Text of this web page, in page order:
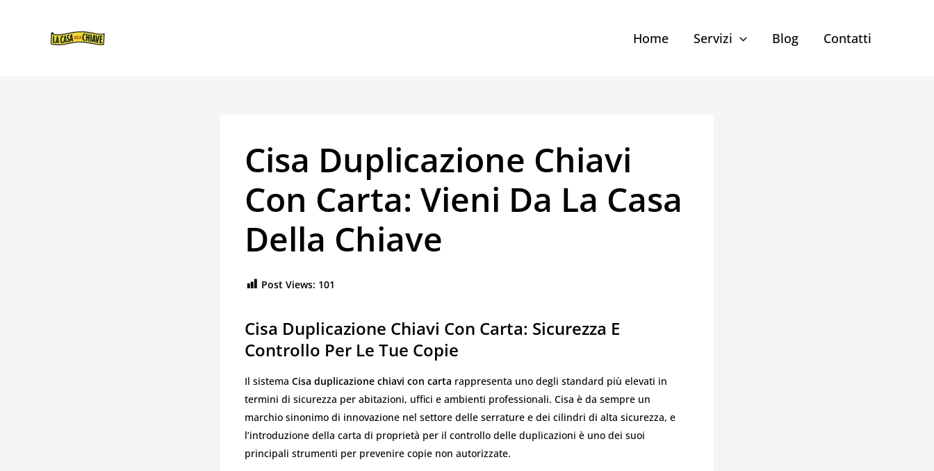
CONTENUTO
Home Servizi Blog Contatti
Cisa Duplicazione Chiavi
Con Carta: Vieni Da La Casa
Della Chiave
Post Views: 101
Cisa Duplicazione Chiavi Con Carta: Sicurezza E
Controllo Per Le Tue Copie
Il sistema Cisa duplicazione chiavi con carta rappresenta uno degli standard più elevati in
termini di sicurezza per abitazioni, uffici e ambienti professionali. Cisa è da sempre un
marchio sinonimo di innovazione nel settore delle serrature e dei cilindri di alta sicurezza, e
l’introduzione della carta di proprietà per il controllo delle duplicazioni è uno dei suoi
principali strumenti per prevenire copie non autorizzate.